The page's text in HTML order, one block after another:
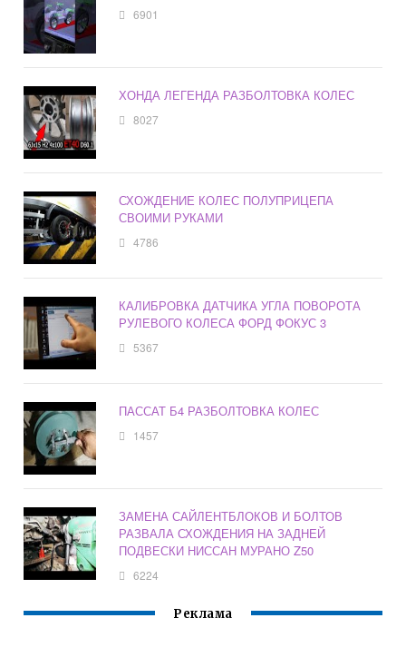
6901
ХОНДА ЛЕГЕНДА РАЗБОЛТОВКА КОЛЕС
8027
СХОЖДЕНИЕ КОЛЕС ПОЛУПРИЦЕПА
СВОИМИ РУКАМИ
4786
КАЛИБРОВКА ДАТЧИКА УГЛА ПОВОРОТА
РУЛЕВОГО КОЛЕСА ФОРД ФОКУС 3
5367
ПАССАТ Б4 РАЗБОЛТОВКА КОЛЕС
1457
ЗАМЕНА САЙЛЕНТБЛОКОВ И БОЛТОВ
РАЗВАЛА СХОЖДЕНИЯ НА ЗАДНЕЙ
ПОДВЕСКИ НИССАН МУРАНО Z50
6224
Реклама